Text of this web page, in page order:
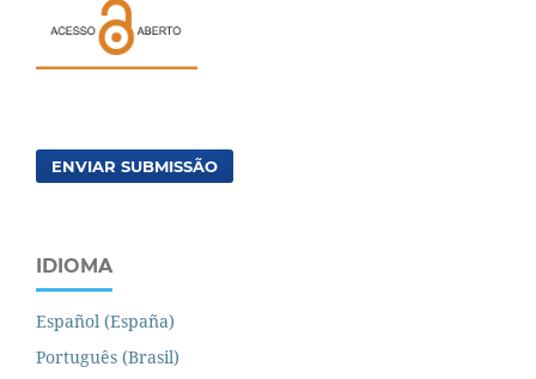
ENVIAR SUBMISSÃO
IDIOMA
Español (España)
Português (Brasil)